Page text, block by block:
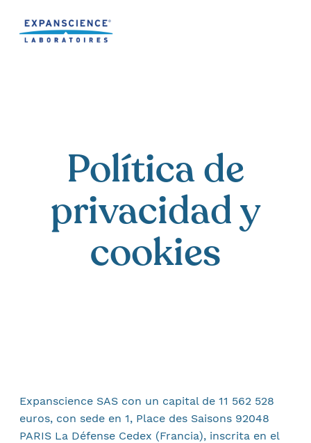
Política de
privacidad y
cookies
Expanscience SAS con un capital de 11 562 528
euros, con sede en 1, Place des Saisons 92048
PARIS La Défense Cedex (Francia), inscrita en el